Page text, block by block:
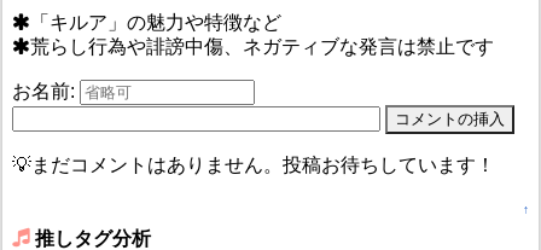
「キルア」の魅力や特徴など
荒らし行為や誹謗中傷、ネガティブな発言は禁止です
お名前:
💡まだコメントはありません。投稿お待ちしています！
↑
推しタグ分析